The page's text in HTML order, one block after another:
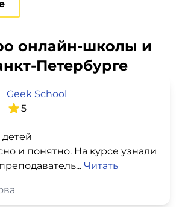
онлайн-школы и
Петербурге
Geek School
5
и понятно. На курсе узнали
Читать